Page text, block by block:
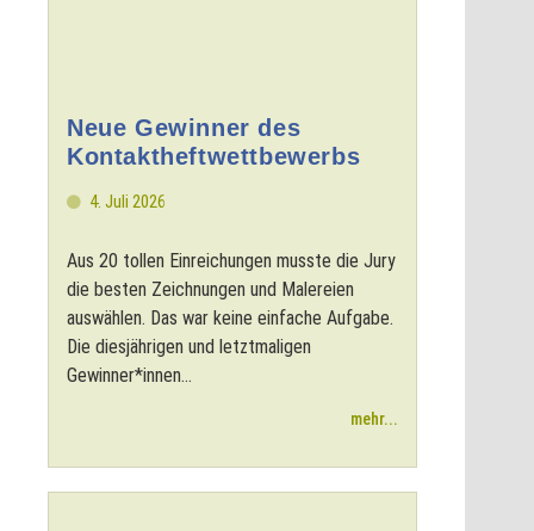
Neue Gewinner des
Kontaktheftwettbewerbs
4. Juli 2026
Aus 20 tollen Einreichungen musste die Jury
die besten Zeichnungen und Malereien
auswählen. Das war keine einfache Aufgabe.
Die diesjährigen und letztmaligen
Gewinner*innen...
mehr...